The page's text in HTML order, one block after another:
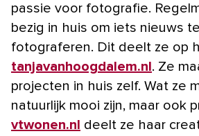
passie voor fotografie.
bezig in huis om iets nieuws
fotograferen. Dit deelt ze op
tanjavanhoogdalem.nl. Ze
projecten in huis zelf. Wat ze
natuurlijk mooi zijn, maar ook
vtwonen.nl deelt ze haar